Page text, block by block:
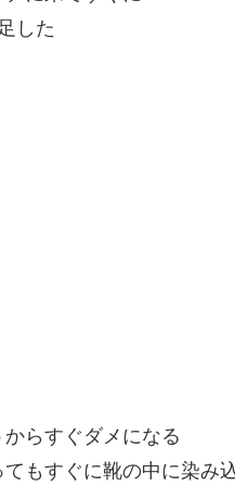
した
らすぐダメになる
もすぐに靴の中に染み